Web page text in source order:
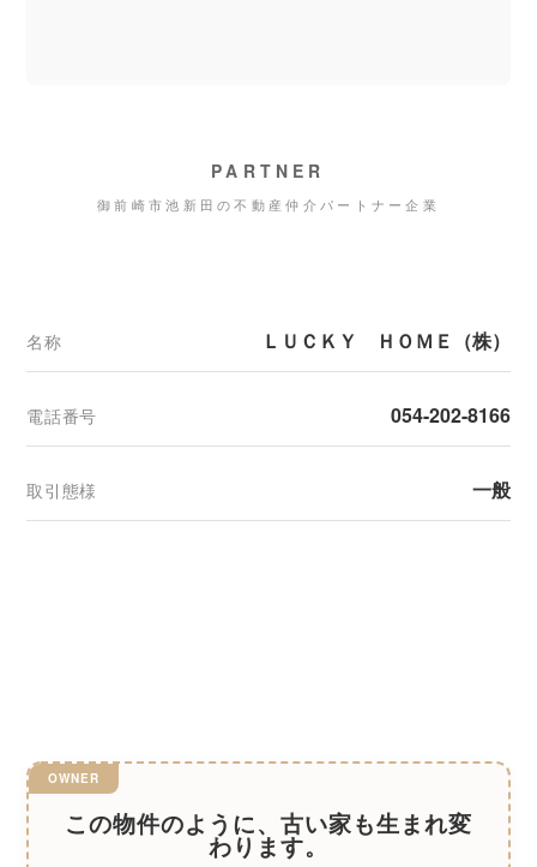
PARTNER
御前崎市池新田の不動産仲介パートナー企業
名称 ＬＵＣＫＹ ＨＯＭＥ（株）
電話番号 054-202-8166
取引態様 一般
この物件のように、古い家も生まれ変
わります。